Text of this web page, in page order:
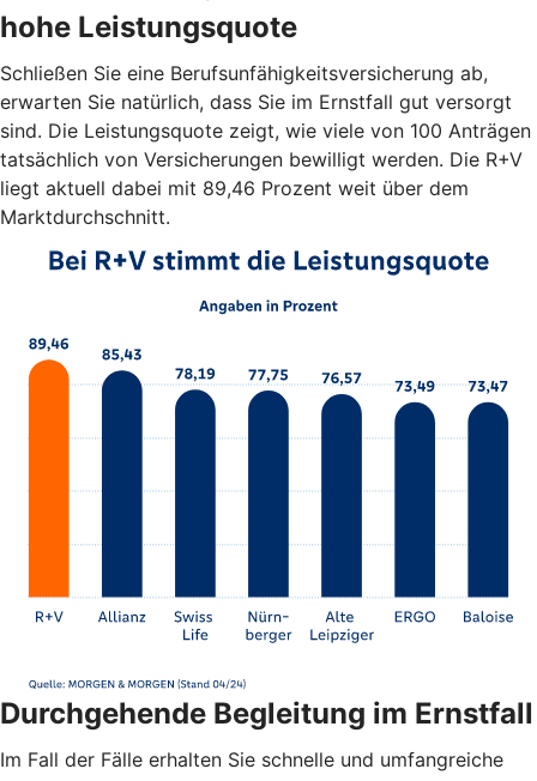
hohe Leistungsquote
Schließen Sie eine Berufsunfähigkeitsversicherung ab,
erwarten Sie natürlich, dass Sie im Ernstfall gut versorgt
sind. Die Leistungsquote zeigt, wie viele von 100 Anträgen
tatsächlich von Versicherungen bewilligt werden. Die R+V
liegt aktuell dabei mit 89,46 Prozent weit über dem
Marktdurchschnitt.
Durchgehende Begleitung im Ernstfall
Im Fall der Fälle erhalten Sie schnelle und umfangreiche